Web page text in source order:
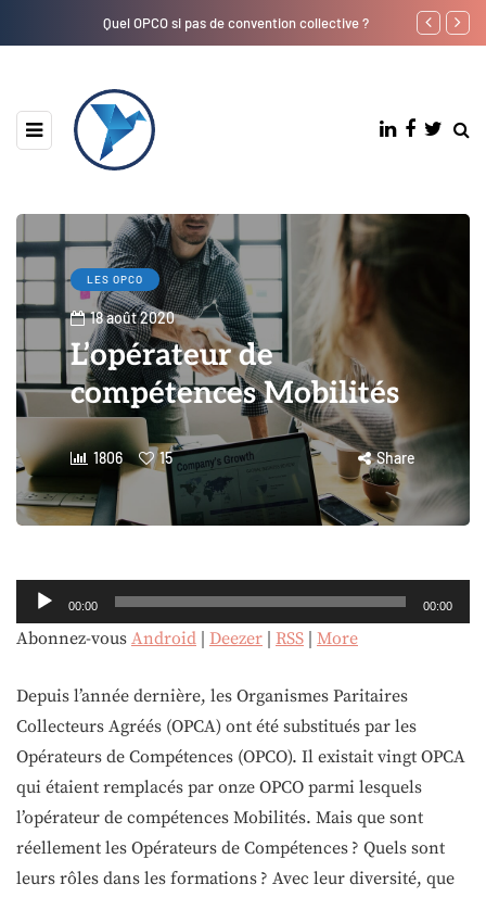
Quel OPCO si pas de convention collective ? Où trouver
LES OPCO
18 août 2020
L’opérateur de
compétences Mobilités
1806 15 Share
Lecteur
audio
00:00 00:00
Abonnez-vous Android Deezer RSS More
Depuis l’année dernière, les Organismes Paritaires
Collecteurs Agréés (OPCA) ont été substitués par les
Opérateurs de Compétences (OPCO). Il existait vingt OPCA
qui étaient remplacés par onze OPCO parmi lesquels
l’opérateur de compétences Mobilités. Mais que sont
réellement les Opérateurs de Compétences ? Quels sont
leurs rôles dans les formations ? Avec leur diversité, que